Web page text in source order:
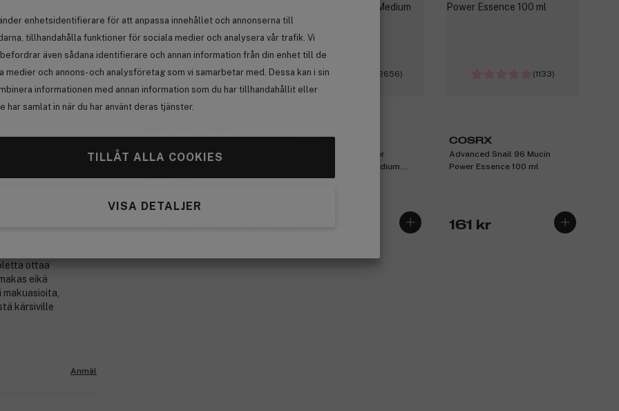
enhetsidentifierare för att anpassa innehållet och annonserna till
tillhandahålla funktioner för sociala medier och analysera vår trafik. Vi
även sådana identifierare och annan information från din enhet till de
medier och annons- och analysföretag som vi samarbetar med. Dessa kan i sin
informationen med annan information som du har tillhandahållit eller
har samlat in när du har använt deras tjänster.
TILLÅT ALLA COOKIES
VISA DETALJER
(17)
Anua
Redness Soothing Serum 30ml
Medlemspris:
209 kr
(2656)
Original Loose Powder
Foundation SPF15 Medium
Beige 12 8g
(1133)
COSRX
Advanced Snail 96 Mucin
Power Essence 100 ml
161 kr
Anmäl
ottaa
eikä
kärsiville
Anmäl